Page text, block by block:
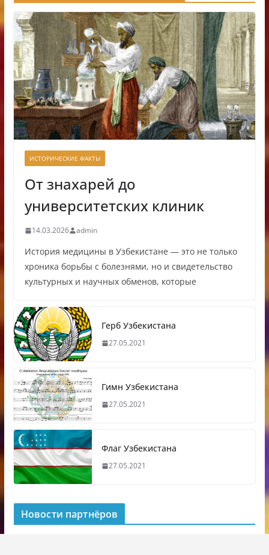
ИСТОРИЧЕСКИЕ ФАКТЫ
От знахарей до
университетских клиник
14.03.2026 admin
История медицины в Узбекистане — это не только
хроника борьбы с болезнями, но и свидетельство
культурных и научных обменов, которые
Герб Узбекистана
27.05.2021
Гимн Узбекистана
27.05.2021
Флаг Узбекистана
27.05.2021
Новости партнёров